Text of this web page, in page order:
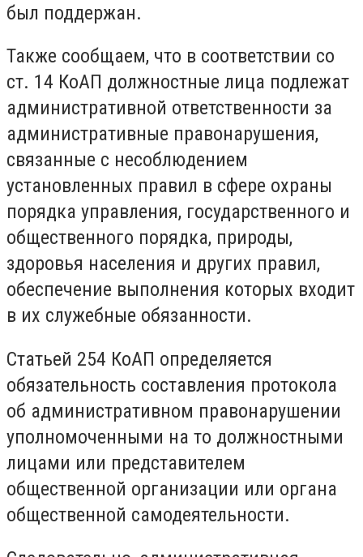
был поддержан.
Также сообщаем, что в соответствии со
ст. 14 КоАП должностные лица подлежат
административной ответственности за
административные правонарушения,
связанные с несоблюдением
установленных правил в сфере охраны
порядка управления, государственного и
общественного порядка, природы,
здоровья населения и других правил,
обеспечение выполнения которых входит
в их служебные обязанности.
Статьей 254 КоАП определяется
обязательность составления протокола
об административном правонарушении
уполномоченными на то должностными
лицами или представителем
общественной организации или органа
общественной самодеятельности.